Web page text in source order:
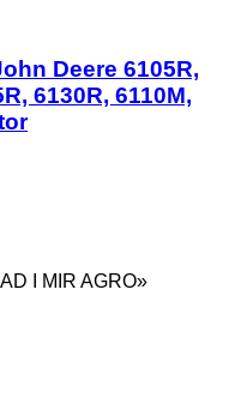
Deere 6105R,
6130R, 6110M,
I MIR AGRO»